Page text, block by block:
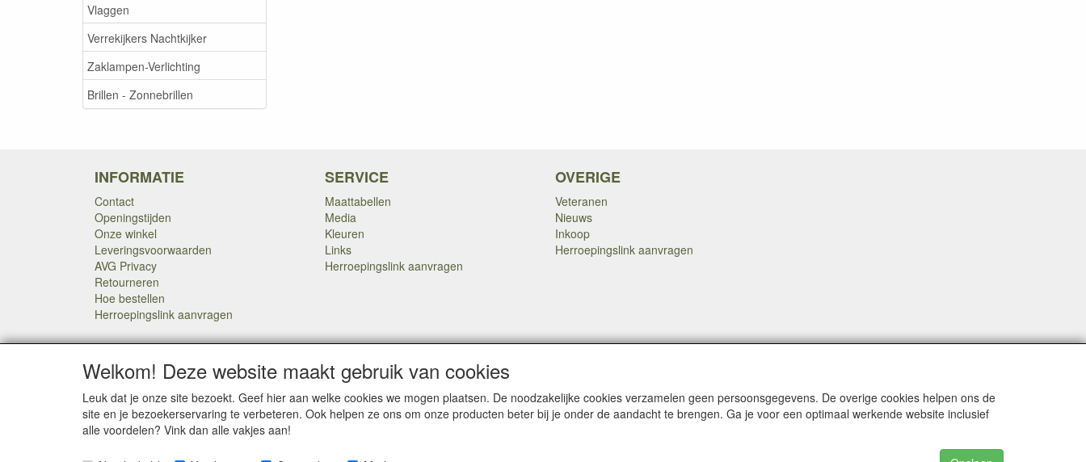
Vlaggen
Verrekijkers Nachtkijker
Zaklampen-Verlichting
Brillen - Zonnebrillen
INFORMATIE
Contact
Openingstijden
Onze winkel
Leveringsvoorwaarden
AVG Privacy
Retourneren
Hoe bestellen
Herroepingslink aanvragen
SERVICE
Maattabellen
Media
Kleuren
Links
Herroepingslink aanvragen
OVERIGE
Veteranen
Nieuws
Inkoop
Herroepingslink aanvragen
Copyright Dump Company
SOCIALE MEDIA
Welkom! Deze website maakt gebruik van cookies
Leuk dat je onze site bezoekt. Geef hier aan welke cookies we mogen plaatsen. De noodzakelijke cookies verzamelen geen persoonsgegevens. De overige cookies helpen ons de
site en je bezoekerservaring te verbeteren. Ook helpen ze ons om onze producten beter bij je onder de aandacht te brengen. Ga je voor een optimaal werkende website inclusief
alle voordelen? Vink dan alle vakjes aan!